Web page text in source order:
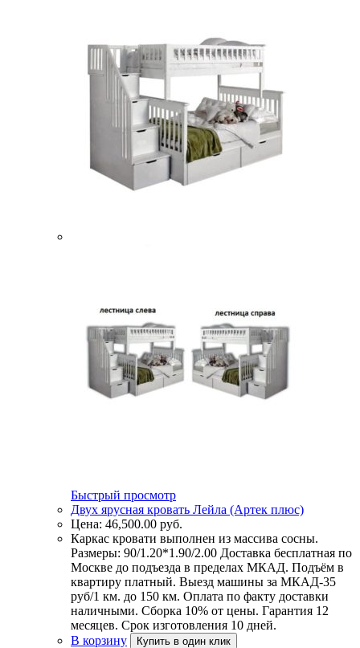
Быстрый просмотр
Двух ярусная кровать Лейла (Артек плюс)
Цена: 46,500.00 руб.
Каркас кровати выполнен из массива сосны.
Размеры: 90/1.20*1.90/2.00 Доставка бесплатная по
Москве до подъезда в пределах МКАД. Подъём в
квартиру платный. Выезд машины за МКАД-35
руб/1 км. до 150 км. Оплата по факту доставки
наличными. Сборка 10% от цены. Гарантия 12
месяцев. Срок изготовления 10 дней.
В корзину
Купить в один клик